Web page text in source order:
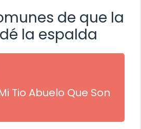
de que la
la espalda
Tio Abuelo Que Son